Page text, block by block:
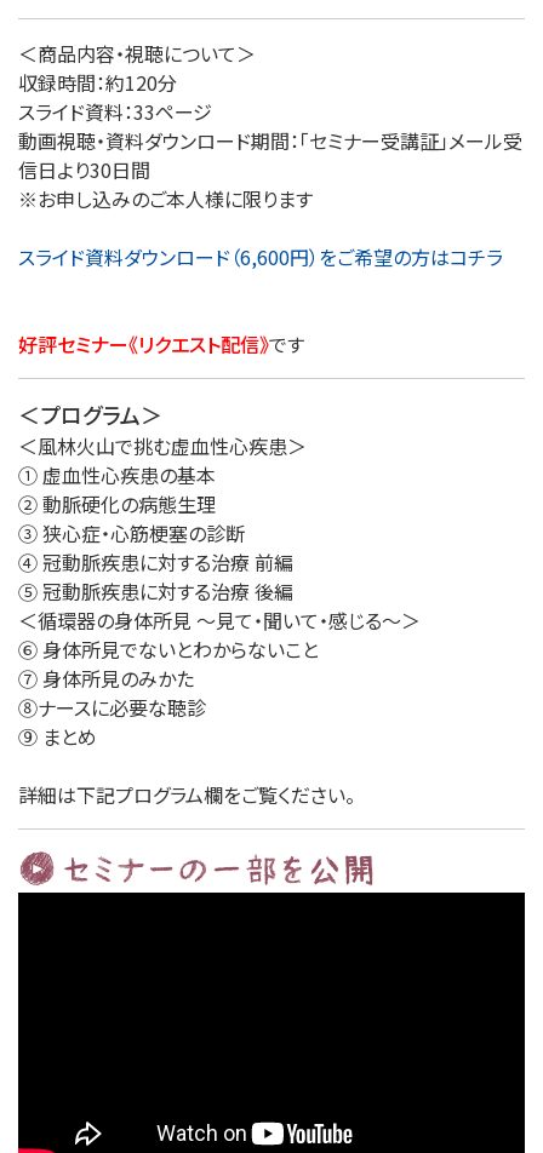
＜商品内容・視聴について＞
収録時間：約120分
スライド資料：33ページ
動画視聴・資料ダウンロード期間：「セミナー受講証」メール受
信日より30日間
※お申し込みのご本人様に限ります
スライド資料ダウンロード（6,600円）をご希望の方はコチラ
好評セミナー《リクエスト配信》です
＜プログラム＞
＜風林火山で挑む虚血性心疾患＞
① 虚血性心疾患の基本
② 動脈硬化の病態生理
③ 狭心症・心筋梗塞の診断
④ 冠動脈疾患に対する治療 前編
⑤ 冠動脈疾患に対する治療 後編
＜循環器の身体所見 ～見て・聞いて・感じる～＞
⑥ 身体所見でないとわからないこと
⑦ 身体所見のみかた
⑧ナースに必要な聴診
⑨ まとめ
詳細は下記プログラム欄をご覧ください。